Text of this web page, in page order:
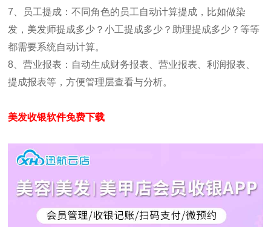
7、员工提成：不同角色的员工自动计算提成，比如做染
发，美发师提成多少？小工提成多少？助理提成多少？等等
都需要系统自动计算。
8、营业报表：自动生成财务报表、营业报表、利润报表、
提成报表等，方便管理层查看与分析。
美发收银软件免费下载